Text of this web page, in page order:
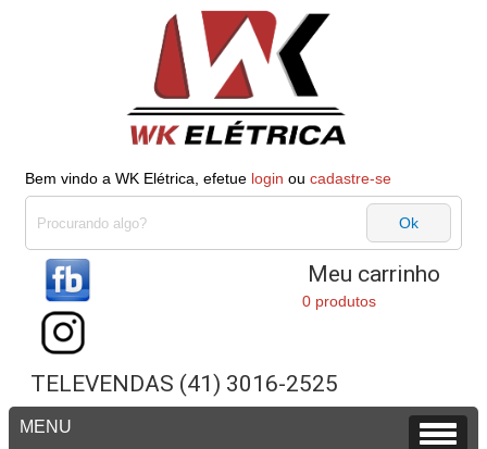
Bem vindo a WK Elétrica, efetue login ou cadastre-se
Meu carrinho
0 produtos
TELEVENDAS (41) 3016-2525